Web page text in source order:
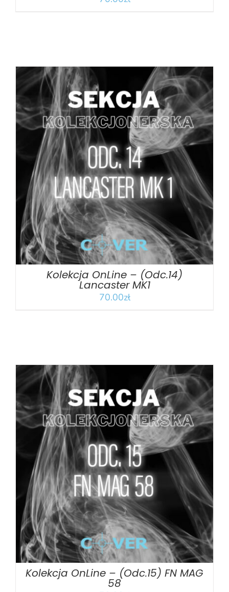
DODAJ DO KOSZYKA / SZCZEGÓŁY
Kolekcja OnLine – (Odc.14)
Lancaster MK1
70.00zł
DODAJ DO KOSZYKA / SZCZEGÓŁY
Kolekcja OnLine – (Odc.15) FN MAG
58